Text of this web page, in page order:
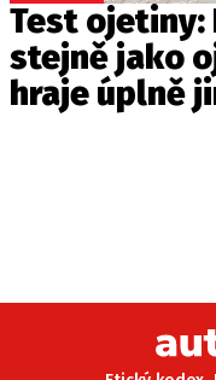
Test ojetiny:
stejně jako
hraje úplně